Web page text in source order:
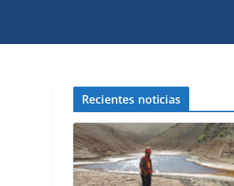
Recientes noticias